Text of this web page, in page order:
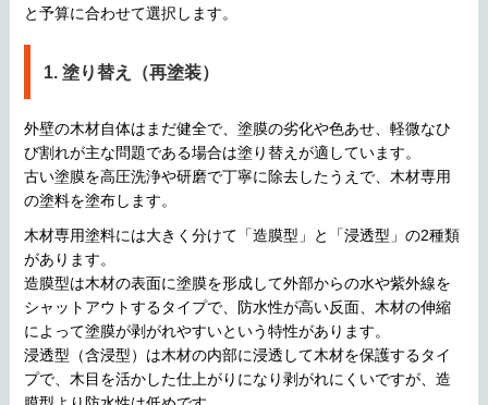
と予算に合わせて選択します。
1. 塗り替え（再塗装）
外壁の木材自体はまだ健全で、塗膜の劣化や色あせ、軽微なひ
び割れが主な問題である場合は塗り替えが適しています。
古い塗膜を高圧洗浄や研磨で丁寧に除去したうえで、木材専用
の塗料を塗布します。
木材専用塗料には大きく分けて「造膜型」と「浸透型」の2種類
があります。
造膜型は木材の表面に塗膜を形成して外部からの水や紫外線を
シャットアウトするタイプで、防水性が高い反面、木材の伸縮
によって塗膜が剥がれやすいという特性があります。
浸透型（含浸型）は木材の内部に浸透して木材を保護するタイ
プで、木目を活かした仕上がりになり剥がれにくいですが、造